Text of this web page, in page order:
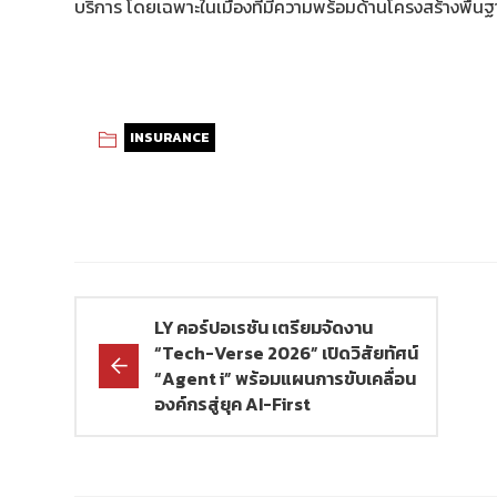
บริการ โดยเฉพาะในเมืองที่มีความพร้อมด้านโครงสร้างพื้น
INSURANCE
LY คอร์ปอเรชัน เตรียมจัดงาน
“Tech-Verse 2026” เปิดวิสัยทัศน์
“Agent i” พร้อมแผนการขับเคลื่อน
องค์กรสู่ยุค AI-First